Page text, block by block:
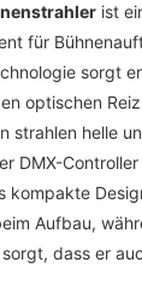
ist
für
sorgt
optischen
strahlen helle
DMX-
kompakte
Aufbau,
dass er